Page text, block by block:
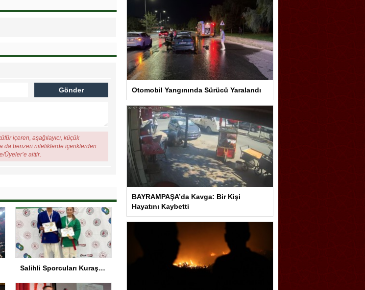
içeren, aşağılayıcı, küçük
da benzeri niteliklerde içeriklerden
Üyeler’e aittir.
Salihli Sporcuları Kuraş’ta Gururlandırdı
Otomobil Yangınında Sürücü Yaralandı
BAYRAMPAŞA’da Kavga: Bir Kişi
Hayatını Kaybetti